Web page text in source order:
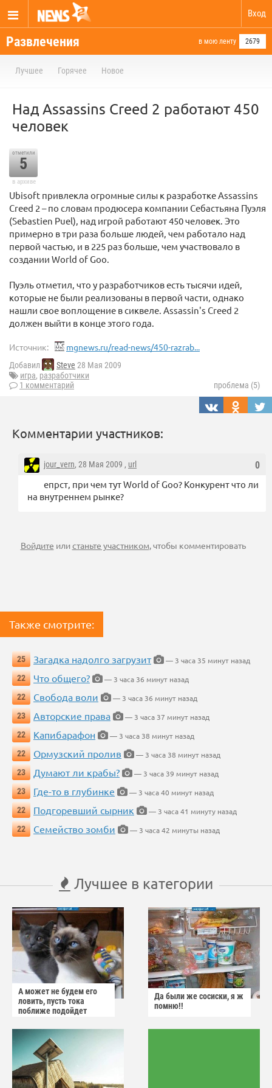
Вход
Развлечения в мою ленту 2679
Лучшее Горячее Новое
Над Assassins Creed 2 работают 450
человек
отметили
5
в архиве
Ubisoft привлекла огромные силы к разработке Assassins
Creed 2 – по словам продюсера компании Себастьяна Пуэля
(Sebastien Puel), над игрой работают 450 человек. Это
примерно в три раза больше людей, чем работало над
первой частью, и в 225 раз больше, чем участвовало в
создании World of Goo.
Пуэль отметил, что у разработчиков есть тысячи идей,
которые не были реализованы в первой части, однако
нашли свое воплощение в сиквеле. Assassin's Creed 2
должен выйти в конце этого года.
Источник: mgnews.ru/read-news/450-razrab...
Добавил Steve 28 Мая 2009
игра, разработчики
1 комментарий
проблема (5)
Комментарии участников:
0
jour_vern, 28 Мая 2009 , url
епрст, при чем тут World of Goo? Конкурент что ли
на внутреннем рынке?
Войдите илистаньте участником, чтобы комментировать
Также смотрите:
25 Загадка надолго загрузит
— 3 часа 35 минут назад
22
Что общего?
— 3 часа 36 минут назад
22
Свобода воли
— 3 часа 36 минут назад
23
Авторские права
— 3 часа 37 минут назад
22
Капибарафон
— 3 часа 38 минут назад
22
Ормузский пролив
— 3 часа 38 минут назад
23
Думают ли крабы?
— 3 часа 39 минут назад
23
Где-то в глубинке
— 3 часа 40 минут назад
22
Подгоревший сырник
— 3 часа 41 минуту назад
22
Семейство зомби — 3 часа 42 минуты назад
Лучшее в категории
А может не будем его
ловить, пусть тока
поближе подойдет
Да были же сосиски, я ж
помню!!